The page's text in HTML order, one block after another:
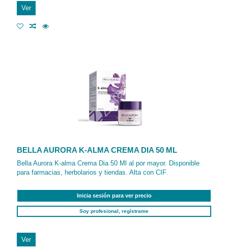
Ver
BELLA AURORA K-ALMA CREMA DIA 50 ML
Bella Aurora K-alma Crema Dia 50 Ml al por mayor. Disponible
para farmacias, herbolarios y tiendas. Alta con CIF.
Inicia sesión para ver precio
Soy profesional, regístrame
Ver